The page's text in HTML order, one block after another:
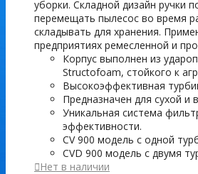
уборки. Складной дизайн ручки
перемещать пылесос во время
складывать для хранения.
предприятиях ремесленной и
Корпус выполнен из
Structofoam, стойкого к
Высокоэффективная
Предназначен для сухой и
Уникальная система
эффективности.
CV 900 модель с одной
CVD 900 модель с двумя
Нет в наличии